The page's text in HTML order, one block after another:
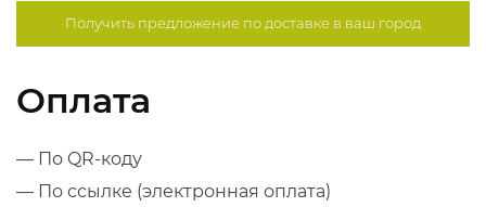
Получить предложение подоставке в ваш город
Оплата
— По QR-коду
— По ссылке (электронная оплата)